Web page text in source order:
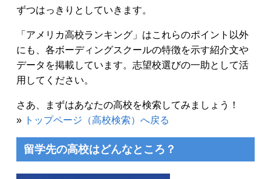
ずつはっきりとしていきます。
「アメリカ高校ランキング」はこれらのポイント以外
にも、各ボーディングスクールの特徴を示す紹介文や
データを掲載しています。志望校選びの一助として活
用してください。
さあ、まずはあなたの高校を検索してみましょう！
» トップページ（高校検索）へ戻る
留学先の高校はどんなところ？